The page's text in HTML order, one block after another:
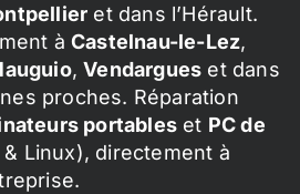
et dans l’Hérault.
à Castelnau-le-Lez,
,Vendargues et dans
proches. Réparation
portables et PC de
Linux), directement à